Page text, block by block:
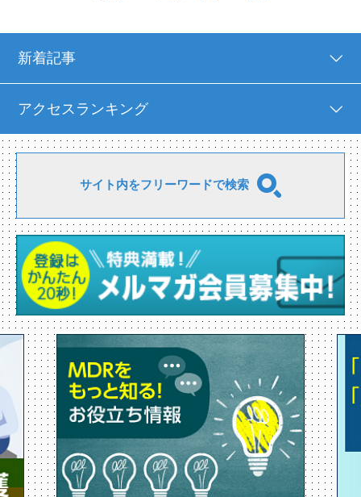
新着記事
アクセスランキング
サイト内をフリーワードで検索